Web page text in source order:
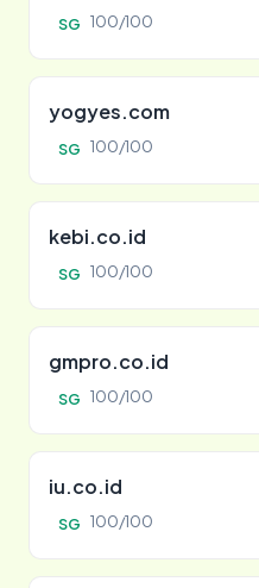
SG 100/100
yogyes.com
SG 100/100
kebi.co.id
SG 100/100
gmpro.co.id
SG 100/100
iu.co.id
SG 100/100